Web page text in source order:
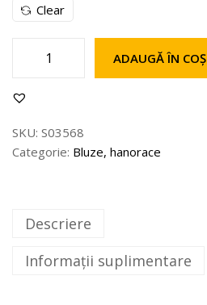
Clear
ADAUGĂ ÎN COȘ
SKU: S03568
Categorie: Bluze, hanorace
Descriere
Informații suplimentare